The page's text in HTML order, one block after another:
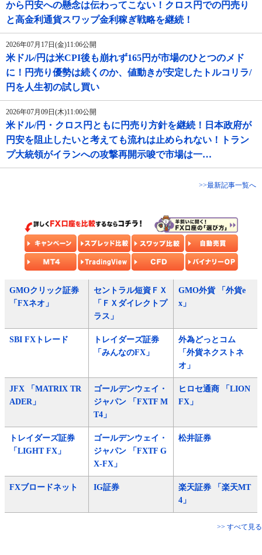
から円安への懸念は伝わってこない！クロス円での円売り
と高金利通貨スワップ金利稼ぎ戦略を継続！
2026年07月17日(金)11:06公開
米ドル/円は米CPI後も崩れず165円が市場のひとつのメド
に！円売り優勢は続くのか、値動きが安定したトルコリラ/
円を人生初の試し買い
2026年07月09日(木)11:00公開
米ドル/円・クロス円ともに円売り方針を継続！日本政府が
円安を阻止したいと考えても流れは止められない！トラン
プ大統領がイランへの攻撃再開示唆で市場は一…
>>最新記事一覧へ
GMOクリック証券
「FXネオ」
セントラル短資ＦＸ
「ＦＸダイレクトプ
ラス」
GMO外貨 「外貨e
x」
SBI FXトレード
トレイダーズ証券
「みんなのFX」
外為どっとコム
「外貨ネクストネ
オ」
JFX 「MATRIX TR
ADER」
ゴールデンウェイ・
ジャパン 「FXTF M
T4」
ヒロセ通商 「LION
FX」
トレイダーズ証券
「LIGHT FX」
ゴールデンウェイ・
ジャパン 「FXTF G
X-FX」
松井証券
FXブロードネット IG証券
楽天証券 「楽天MT
4」
>> すべて見る